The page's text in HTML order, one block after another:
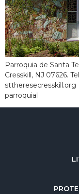
Parroquia de Santa
Cresskill, NJ 07626.
sttheresecresskill.org
parroquial